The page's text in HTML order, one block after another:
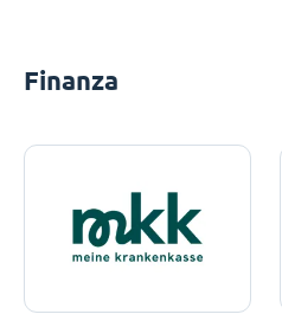
Finanza